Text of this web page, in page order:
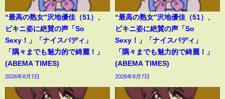
“最高の熟女”沢地優佳（51）、
ビキニ姿に絶賛の声「So
Sexy！」「ナイスバディ」
「隅々までも魅力的で綺麗！」
(ABEMA TIMES)
2026年8月7日
“最高の熟女”沢地優佳（51）、
ビキニ姿に絶賛の声「So
Sexy！」「ナイスバディ」
「隅々までも魅力的で綺麗！」
(ABEMA TIMES)
2026年8月7日